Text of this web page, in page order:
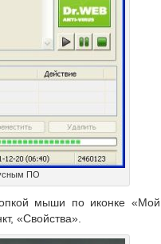
ПО
мыши по иконке «Мой
«Свойства».